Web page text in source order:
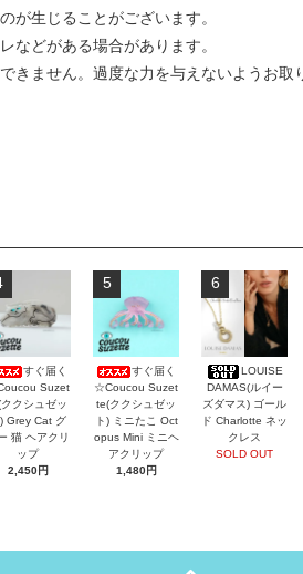
が生じることがございます。
などがある場合があります。
きません。過度な力を与えないようお取
すぐ届く
Suzet
クシュゼッ
) Grey Cat グ
猫 ヘアクリ
ップ
2,450円
5
すぐ届く
☆Coucou Suzet
te(ククシュゼッ
ト) ミニたこ Oct
opus Mini ミニヘ
アクリップ
1,480円
6
LOUISE
DAMAS(ルイー
ズダマス) ゴール
ド Charlotte ネッ
クレス
SOLD OUT